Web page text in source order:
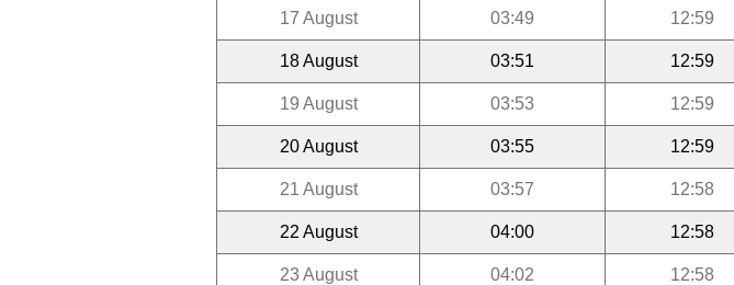
17 August 03:49 12:59
18 August 03:51 12:59
19 August 03:53 12:59
20 August 03:55 12:59
21 August 03:57 12:58
22 August 04:00 12:58
23 August 04:02 12:58